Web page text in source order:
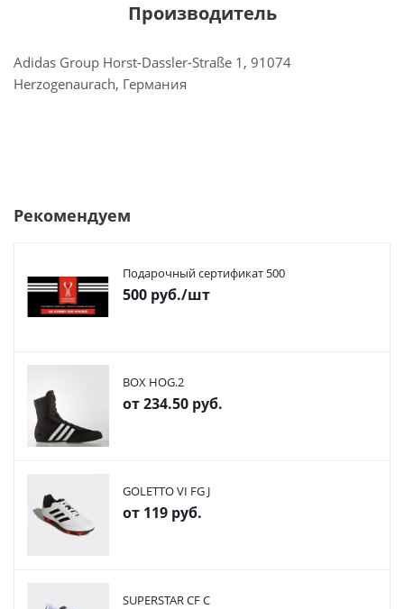
Производитель
Adidas Group Horst-Dassler-Straße 1, 91074
Herzogenaurach, Германия
Рекомендуем
Подарочный сертификат 500
500 руб./шт
BOX HOG.2
от234.50 руб.
GOLETTO VI FG J
от 119 руб.
SUPERSTAR CF C